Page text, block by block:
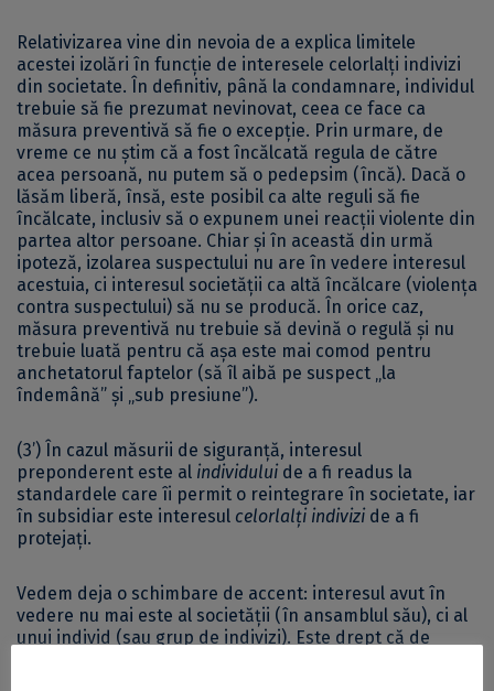
Relativizarea vine din nevoia de a explica limitele
acestei izolări în funcție de interesele celorlalți indivizi
din societate. În definitiv, până la condamnare, individul
trebuie să fie prezumat nevinovat, ceea ce face ca
măsura preventivă să fie o excepție. Prin urmare, de
vreme ce nu știm că a fost încălcată regula de către
acea persoană, nu putem să o pedepsim (încă). Dacă o
lăsăm liberă, însă, este posibil ca alte reguli să fie
încălcate, inclusiv să o expunem unei reacții violente din
partea altor persoane. Chiar și în această din urmă
ipoteză, izolarea suspectului nu are în vedere interesul
acestuia, ci interesul societății ca altă încălcare (violența
contra suspectului) să nu se producă. În orice caz,
măsura preventivă nu trebuie să devină o regulă și nu
trebuie luată pentru că așa este mai comod pentru
anchetatorul faptelor (să îl aibă pe suspect „la
îndemână” și „sub presiune”).
(3’) În cazul măsurii de siguranță, interesul
preponderent este al individuluide a fi readus la
standardele care îi permit o reintegrare în societate, iar
în subsidiar este interesul celorlalți indivizide a fi
protejați.
Vedem deja o schimbare de accent: interesul avut în
vedere nu mai este al societății (în ansamblul său), ci al
unui individ (sau grup de indivizi). Este drept că de